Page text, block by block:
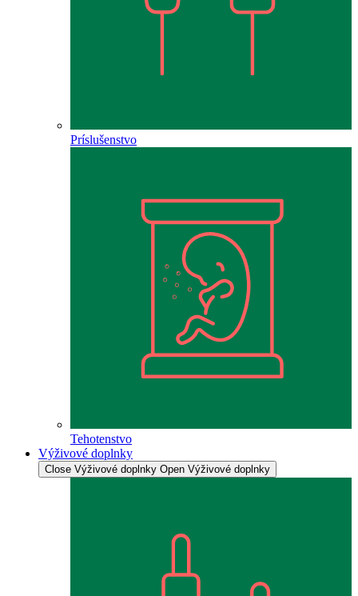
Príslušenstvo
Tehotenstvo
Výživové doplnky
Close Výživové doplnky Open Výživové doplnky